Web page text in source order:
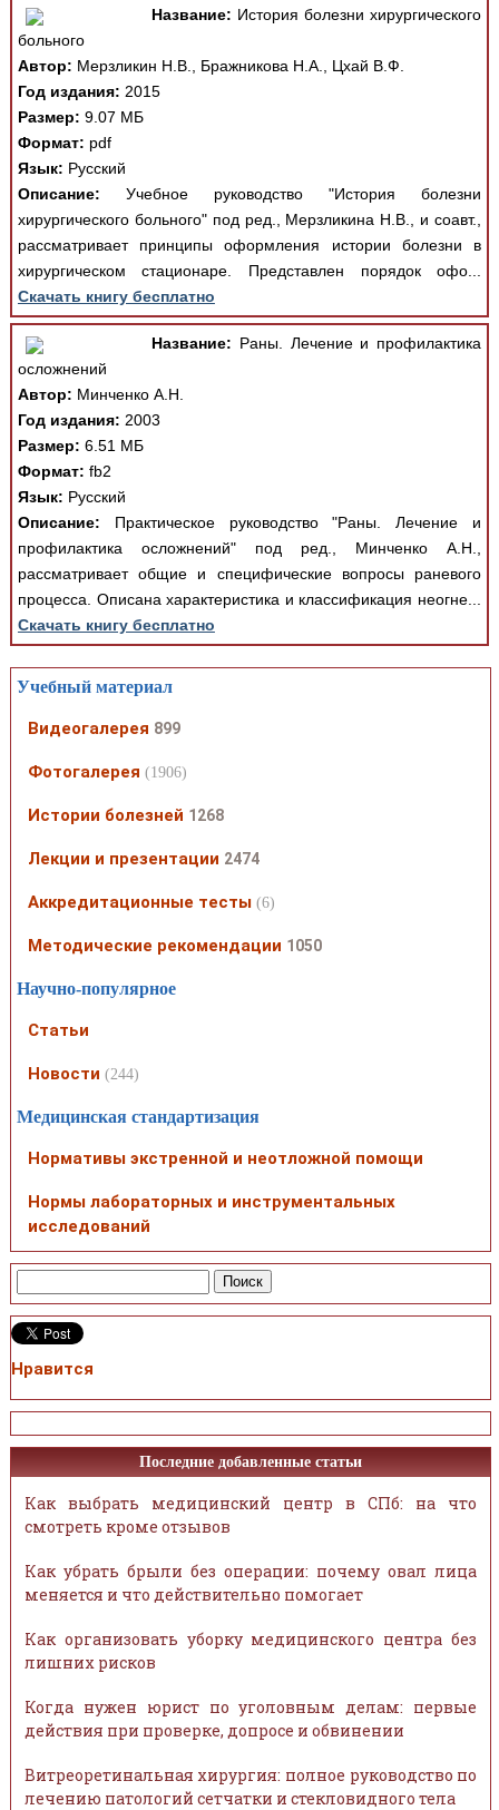
Название: История болезни хирургического
больного
Автор: Мерзликин Н.В., Бражникова Н.А., Цхай В.Ф.
Год издания: 2015
Размер: 9.07 МБ
Формат: pdf
Язык: Русский
Описание: Учебное руководство "История болезни
хирургического больного" под ред., Мерзликина Н.В., и соавт.,
рассматривает принципы оформления истории болезни в
хирургическом стационаре. Представлен порядок офо...
Скачать книгу бесплатно
Название: Раны. Лечение и профилактика
осложнений
Автор: Минченко А.Н.
Год издания: 2003
Размер: 6.51 МБ
Формат: fb2
Язык: Русский
Описание: Практическое руководство "Раны. Лечение и
профилактика осложнений" под ред., Минченко А.Н.,
рассматривает общие и специфические вопросы раневого
процесса. Описана характеристика и классификация неогне...
Скачать книгу бесплатно
Учебный материал
Видеогалерея 899
Фотогалерея (1906)
Истории болезней 1268
Лекции и презентации 2474
Аккредитационные тесты (6)
Методические рекомендации 1050
Научно-популярное
Статьи
Новости (244)
Медицинская стандартизация
Нормативы экстренной и неотложной помощи
Нормы лабораторных и инструментальных
исследований
Нравится
Последние добавленные статьи
Как выбрать медицинский центр в СПб: на что
смотреть кроме отзывов
Как убрать брыли без операции: почему овал лица
меняется и что действительно помогает
Как организовать уборку медицинского центра без
лишних рисков
Когда нужен юрист по уголовным делам: первые
действия при проверке, допросе и обвинении
Витреоретинальная хирургия: полное руководство по
лечению патологий сетчатки и стекловидного тела